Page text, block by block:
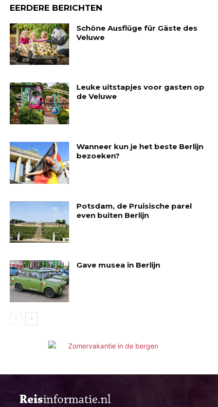
EERDERE BERICHTEN
Schöne Ausflüge für Gäste des
Veluwe
Leuke uitstapjes voor gasten op
de Veluwe
Wanneer kun je het beste Berlijn
bezoeken?
Potsdam, de Pruisische parel
even buiten Berlijn
Gave musea in Berlijn